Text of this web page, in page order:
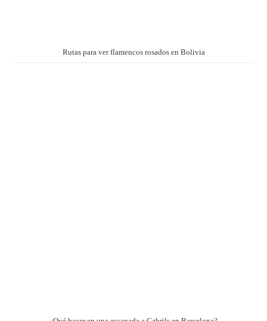
Rutas para ver flamencos rosados en Bolivia